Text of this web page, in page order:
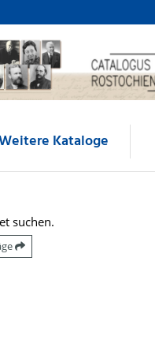
Kataloge
suchen.